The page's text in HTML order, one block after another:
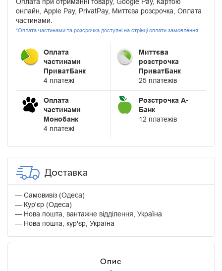
онлайн, Apple Pay, PrivatPay, Миттєва розсрочка, Оплата
частинами.
*Оплата частинами та розсрочка доступні на стрінці оплати замовлення
Оплата
частинами
ПриватБанк
4 платежі
Миттєва
розстрочка
ПриватБанк
25 платежів
Оплата
частинами
Монобанк
4 платежі
Розстрочка А-
Банк
12 платежів
Доставка
Самовивіз (Одеса)
Кур'єр (Одеса)
Нова пошта, вантажне відділення, Україна
Нова пошта, кур'єр, Україна
Опис